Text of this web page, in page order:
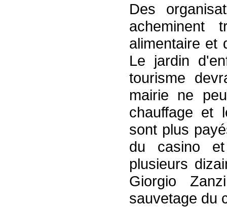
Des
alimentaire et
Le jardin
tourisme
mairie ne
chauffage et
sont plus
du casino
plusieurs
Giorgio
sauvetage du